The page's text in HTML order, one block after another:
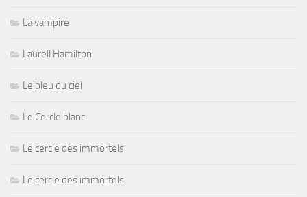
La vampire
Laurell Hamilton
Le bleu du ciel
Le Cercle blanc
Le cercle des immortels
Le cercle des immortels